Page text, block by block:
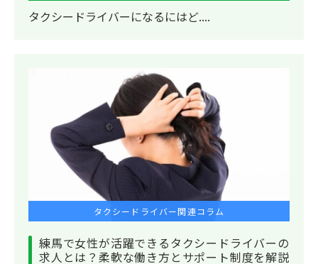
タクシードライバーになるにはど....
タクシードライバー関連コラム
練馬で女性が活躍できるタクシードライバーの
求人とは？柔軟な働き方とサポート制度を解説